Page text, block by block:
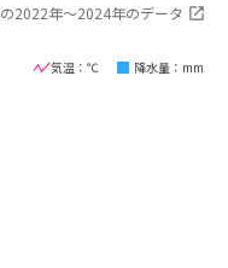
2022年〜2024年のデータ
気温：℃ 降水量：mm